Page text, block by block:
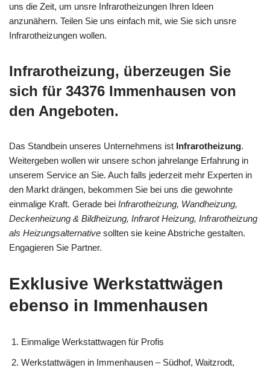
uns die Zeit, um unsre Infrarotheizungen Ihren Ideen
anzunähern. Teilen Sie uns einfach mit, wie Sie sich unsre
Infrarotheizungen wollen.
Infrarotheizung, überzeugen Sie
sich für 34376 Immenhausen von
den Angeboten.
Das Standbein unseres Unternehmens ist Infrarotheizung.
Weitergeben wollen wir unsere schon jahrelange Erfahrung in
unserem Service an Sie. Auch falls jederzeit mehr Experten in
den Markt drängen, bekommen Sie bei uns die gewohnte
einmalige Kraft. Gerade bei Infrarotheizung, Wandheizung,
Deckenheizung & Bildheizung, Infrarot Heizung, Infrarotheizung
als Heizungsalternative sollten sie keine Abstriche gestalten.
Engagieren Sie Partner.
Exklusive Werkstattwägen
ebenso in Immenhausen
Einmalige Werkstattwagen für Profis
Werkstattwägen in Immenhausen – Südhof, Waitzrodt,